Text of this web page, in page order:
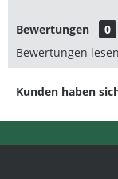
Bewertungen
0
Bewertungen
Kunden haben